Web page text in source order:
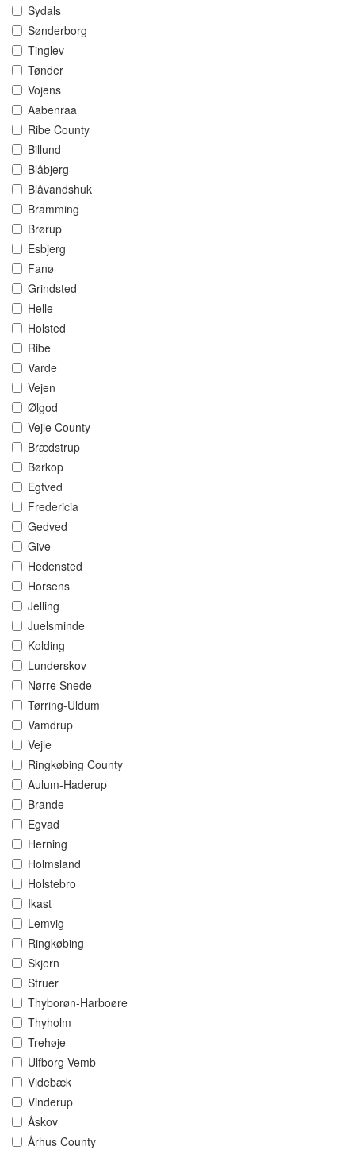
Sydals
Sønderborg
Tinglev
Tønder
Vojens
Aabenraa
Ribe County
Billund
Blåbjerg
Blåvandshuk
Bramming
Brørup
Esbjerg
Fanø
Grindsted
Helle
Holsted
Ribe
Varde
Vejen
Ølgod
Vejle County
Brædstrup
Børkop
Egtved
Fredericia
Gedved
Give
Hedensted
Horsens
Jelling
Juelsminde
Kolding
Lunderskov
Nørre Snede
Tørring-Uldum
Vamdrup
Vejle
Ringkøbing County
Aulum-Haderup
Brande
Egvad
Herning
Holmsland
Holstebro
Ikast
Lemvig
Ringkøbing
Skjern
Struer
Thyborøn-Harboøre
Thyholm
Trehøje
Ulfborg-Vemb
Videbæk
Vinderup
Åskov
Århus County